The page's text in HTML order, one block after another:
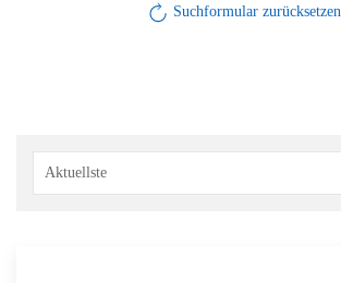
Suchformular zurücksetzen